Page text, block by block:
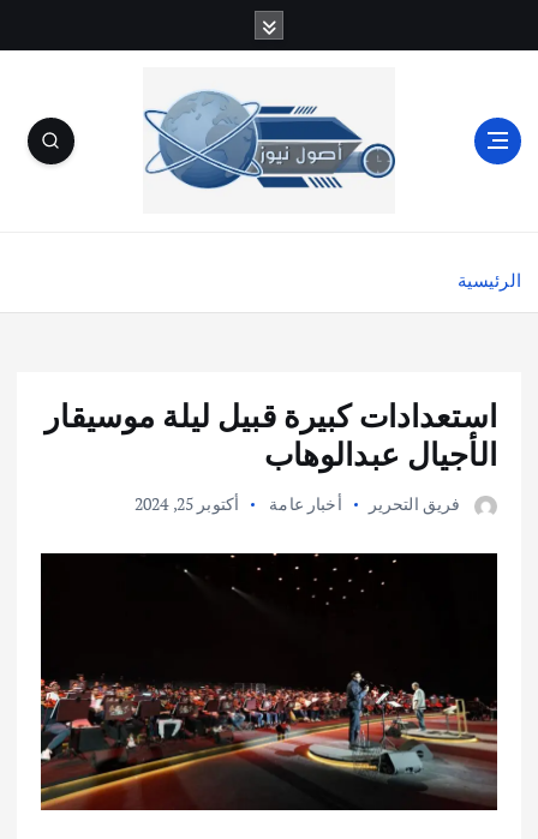
ل
الرئيسية
استعدادات كبيرة قبيل ليلة موسيقار
الأجيال عبدالوهاب
فريق التحرير أخبار عامة أكتوبر 25, 2024